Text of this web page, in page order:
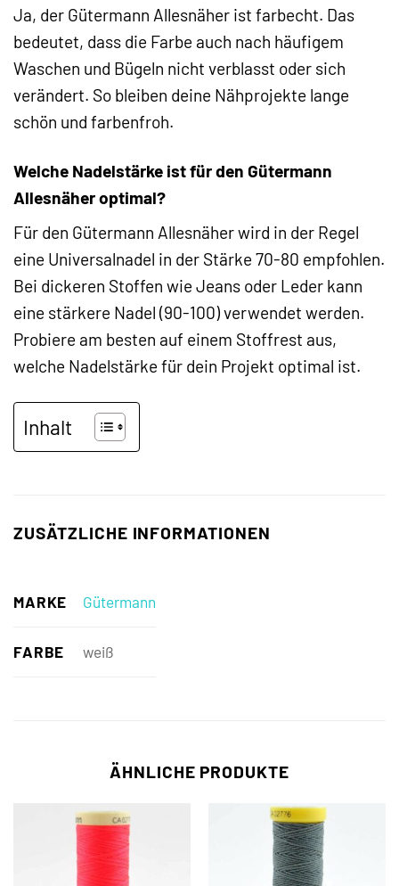
Ja, der Gütermann Allesnäher ist farbecht. Das
bedeutet, dass die Farbe auch nach häufigem
Waschen und Bügeln nicht verblasst oder sich
verändert. So bleiben deine Nähprojekte lange
schön und farbenfroh.
Welche Nadelstärke ist für den Gütermann
Allesnäher optimal?
Für den Gütermann Allesnäher wird in der Regel
eine Universalnadel in der Stärke 70-80 empfohlen.
Bei dickeren Stoffen wie Jeans oder Leder kann
eine stärkere Nadel (90-100) verwendet werden.
Probiere am besten auf einem Stoffrest aus,
welche Nadelstärke für dein Projekt optimal ist.
Inhalt
ZUSÄTZLICHE INFORMATIONEN
MARKE Gütermann
FARBE weiß
ÄHNLICHE PRODUKTE